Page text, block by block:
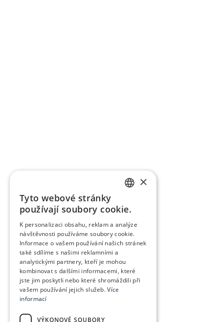
CZECH
POLISH
HUNGARIAN
×
Tyto webové stránky
používají soubory cookie.
K personalizaci obsahu, reklam a analýze
návštěvnosti používáme soubory cookie.
Informace o vašem používání našich stránek
také sdílíme s našimi reklamními a
analytickými partnery, kteří je mohou
kombinovat s dalšími informacemi, které
jste jim poskytli nebo které shromáždili při
vašem používání jejich služeb.Více
informací
VÝKONOVÉ SOUBORY